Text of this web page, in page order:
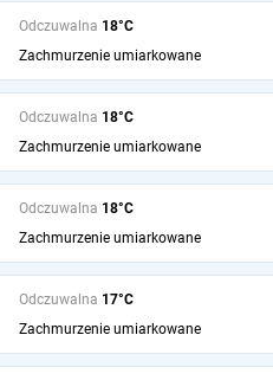
Odczuwalna 18°C
Zachmurzenie umiarkowane
Odczuwalna 18°C
Zachmurzenie umiarkowane
Odczuwalna 18°C
Zachmurzenie umiarkowane
Odczuwalna 17°C
Zachmurzenie umiarkowane